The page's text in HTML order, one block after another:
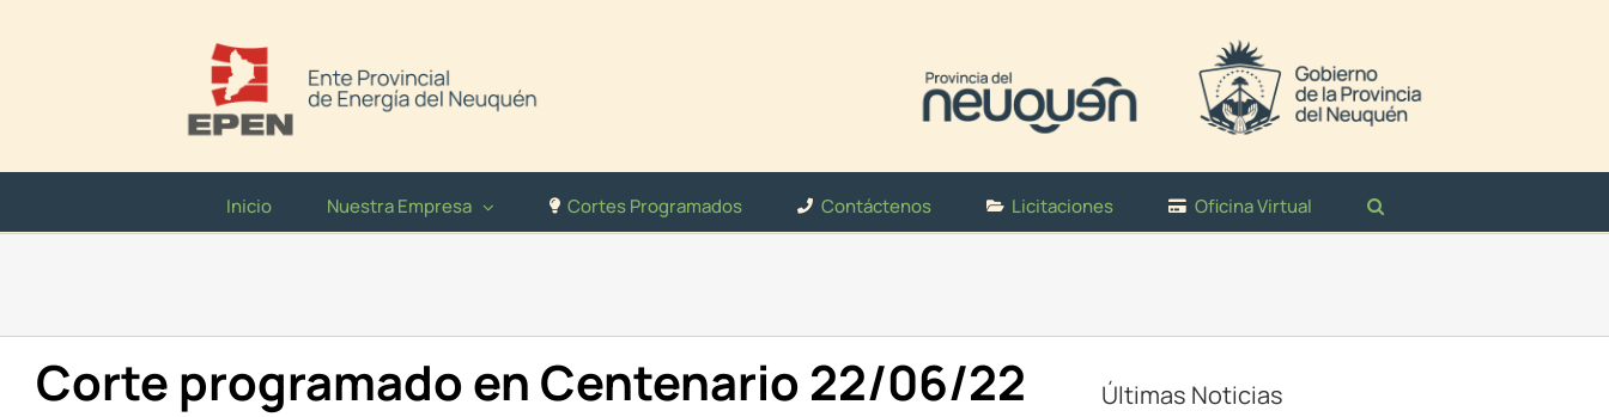
Inicio Nuestra Empresa Cortes Programados Contáctenos Licitaciones Oficina Virtual
Corte programado en Centenario 22/06/22 Últimas Noticias